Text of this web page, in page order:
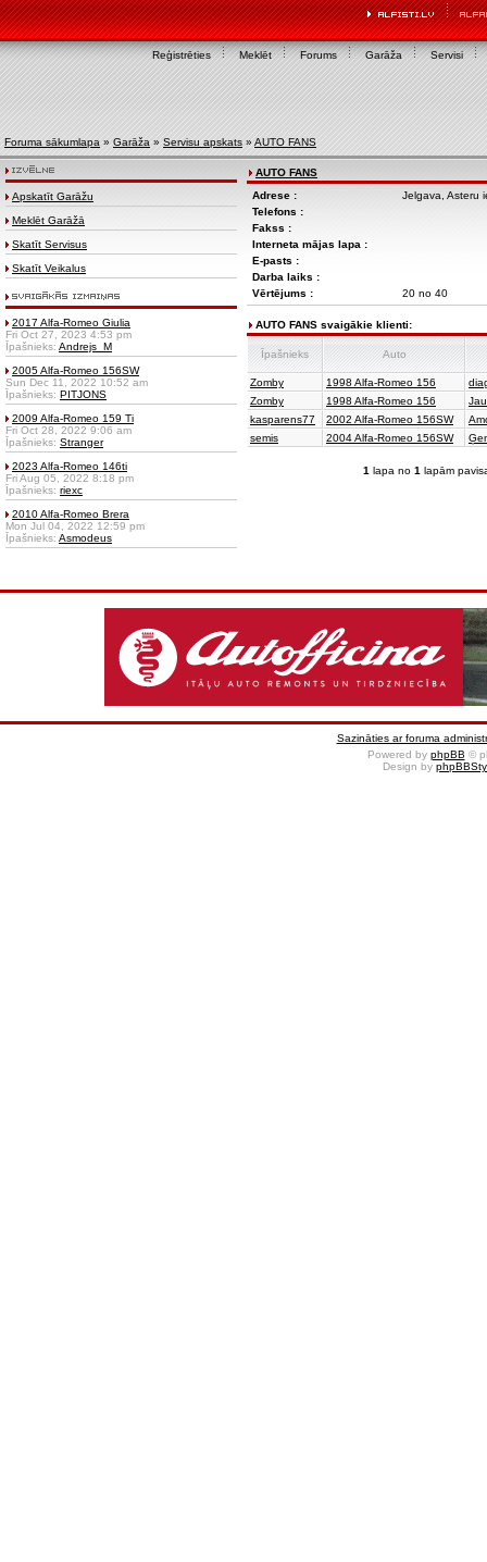
Reģistrēties Meklēt Forums Garāža Servisi
Foruma sākumlapa » Garāža » Servisu apskats »AUTO FANS
Apskatīt Garāžu
Meklēt Garāžā
Skatīt Servisus
Skatīt Veikalus
2017 Alfa-Romeo Giulia
Fri Oct 27, 2023 4:53 pm
Īpašnieks: Andrejs_M
2005 Alfa-Romeo 156SW
Sun Dec 11, 2022 10:52 am
Īpašnieks: PITJONS
2009 Alfa-Romeo 159 Ti
Fri Oct 28, 2022 9:06 am
Īpašnieks: Stranger
2023 Alfa-Romeo 146ti
Fri Aug 05, 2022 8:18 pm
Īpašnieks: riexc
2010 Alfa-Romeo Brera
Mon Jul 04, 2022 12:59 pm
Īpašnieks: Asmodeus
AUTO FANS
Adrese :
Jelgava, Asteru
Telefons :
Fakss :
Interneta mājas lapa :
E-pasts :
Darba laiks :
Vērtējums :
20 no 40
AUTO FANS svaigākie klienti:
Īpašnieks Auto
Zomby 1998 Alfa-Romeo 156
Zomby
1998 Alfa-Romeo 156
kasparens77
2002 Alfa-Romeo 156SW
semis
2004 Alfa-Romeo 156SW
1 lapa no 1 lapām
Sazināties ar foruma
Powered by phpBB ©
Design by